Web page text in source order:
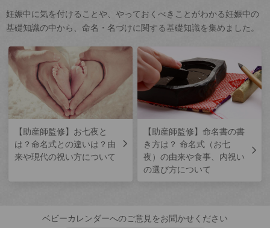
妊娠中に気を付けることや、やっておくべきことがわかる妊娠中の
基礎知識の中から、命名・名づけに関する基礎知識を集めました。
【助産師監修】お七夜と
は？命名式との違いは？由
来や現代の祝い方について
【助産師監修】命名書の書
き方は？ 命名式（お七
夜）の由来や食事、内祝い
の選び方について
ベビーカレンダーへのご意見をお聞かせください